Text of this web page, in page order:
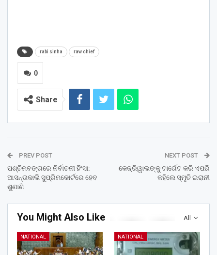
rabi sinha raw chief
0
Share
PREV POST
ପଶ୍ଚିମବଙ୍ଗରେ ନିର୍ବାଚନୀ ହିଂସା:
ଆସନ୍ତାକାଲି ସୁପ୍ରିମକୋର୍ଟରେ ହେବ
ଶୁଣାଣି
NEXT POST
କେଜ୍ରିୱାଲଙ୍କୁ ଟାର୍ଗେଟ କରି ଏପରି
କହିଲେ ସ୍ମୃତି ଇରାନୀ
All
You Might Also Like
NATIONAL NATIONAL